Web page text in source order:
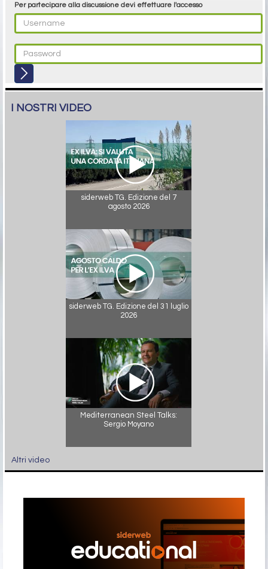
Per partecipare alla discussione devi effettuare l'accesso
I NOSTRI VIDEO
siderweb TG. Edizione del 7
agosto 2026
siderweb TG. Edizione del 31 luglio
2026
Mediterranean Steel Talks:
Sergio Moyano
Altri video